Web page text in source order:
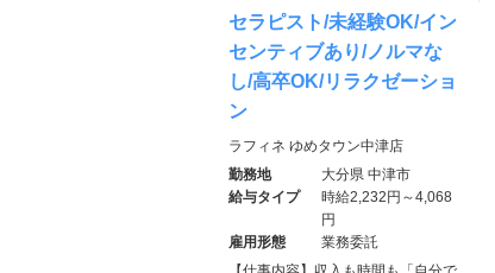
セラピスト/未経験OK/イン
センティブあり/ノルマな
し/高卒OK/リラクゼーショ
ン
ラフィネ ゆめタウン中津店
勤務地
大分県 中津市
給与タイプ
時給2,232円～4,068
円
雇用形態
業務委託